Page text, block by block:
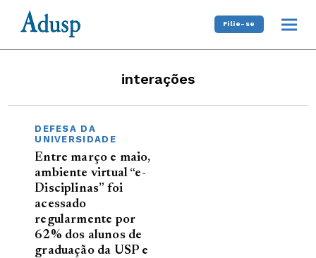
Filie-se
interações
DEFESA DA
UNIVERSIDADE
Entre março e maio,
ambiente virtual “e-
Disciplinas” foi
acessado
regularmente por
62% dos alunos de
graduação da USP e